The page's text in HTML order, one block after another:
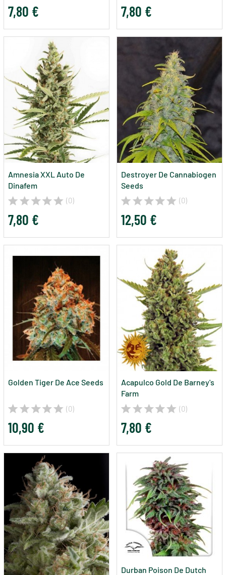
7,80 € 7,80 €
Amnesia XXL Auto De
Dinafem
(0)
7,80 €
Destroyer De Cannabiogen
Seeds
(0)
12,50 €
Golden Tiger De Ace Seeds
(0)
10,90 €
Acapulco Gold De Barney's
Farm
(0)
7,80 €
Durban Poison De Dutch